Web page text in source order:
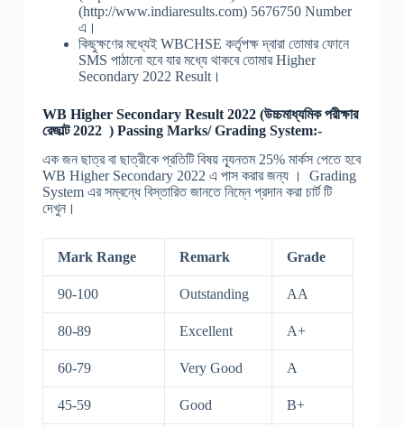
(http://www.indiaresults.com) 5676750 Number
এ।
কিছুক্ষণের মধ্যেই WBCHSE কর্তৃপক্ষ দ্বারা তোমার ফোনে
SMS পাঠানো হবে যার মধ্যে থাকবে তোমার Higher
Secondary 2022 Result।
WB Higher Secondary Result 2022 (উচ্চমাধ্যমিক পরীক্ষার
রেজাল্ট 2022 ) Passing Marks/ Grading System:-
এক জন ছাত্র বা ছাত্রীকে প্রতিটি বিষয় ন্যূনতম 25% মার্কস পেতে হবে
WB Higher Secondary 2022 এ পাস করার জন্য । Grading
System এর সম্বন্ধে বিস্তারিত জানতে নিম্নে প্রদান করা চার্ট টি
দেখুন।
Mark Range Remark Grade
90-100 Outstanding AA
80-89 Excellent A+
60-79 Very Good A
45-59 Good B+